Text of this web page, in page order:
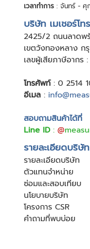
เวลาทำการ : จันทร์ - ศุ
บริษัท เมเชอร์โ
2425/2 ถนนลาดพ
เขตวังทองหลาง ก
เลขผู้เสียภาษีอาก
โทรศัพท์: 0 2514
อีเมล :
สอบถามสินค้าได้ที่
Line ID: @
รายละเอียดบริษัท
รายละเอียดบริษัท
ตัวแทนจำหน่าย
ซ่อมและสอบเทียบ
นโยบายบริษัท
โครงการ CSR
คำถามที่พบบ่อย